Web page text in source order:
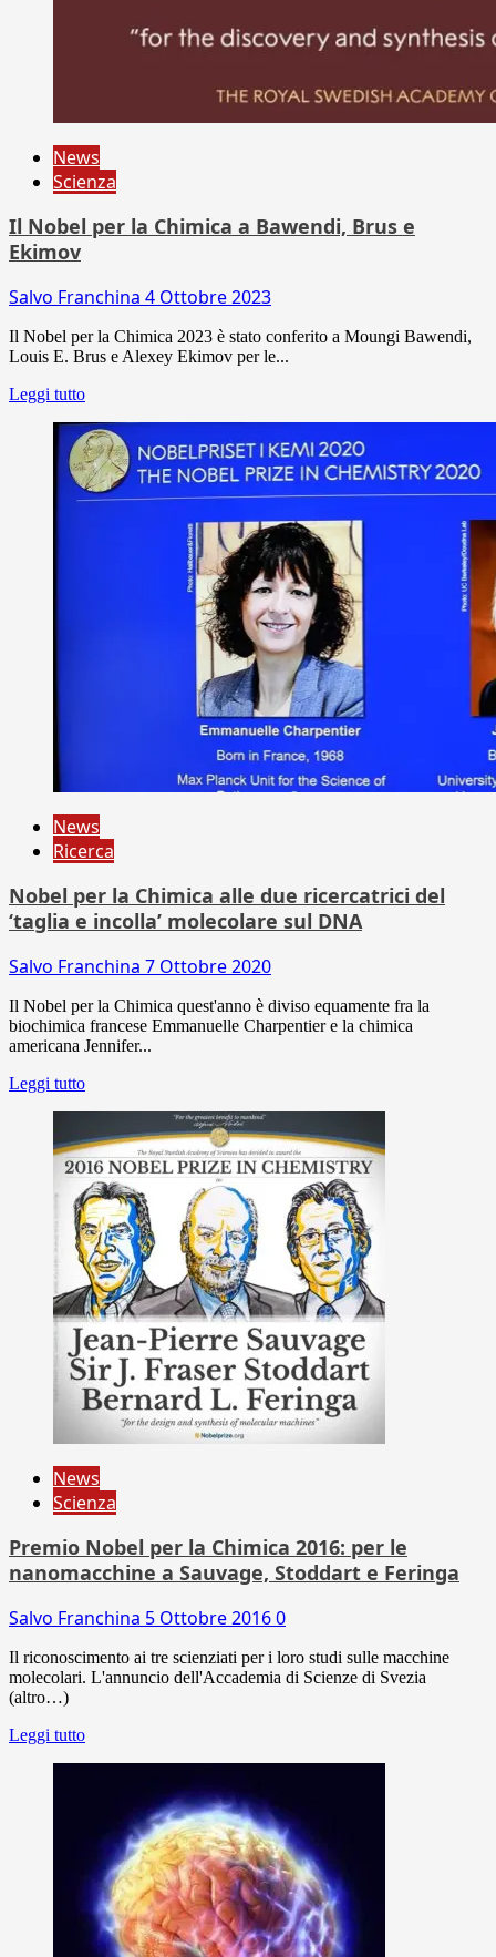
News
Scienza
Il Nobel per la Chimica a Bawendi, Brus e
Ekimov
Salvo Franchina 4 Ottobre 2023
Il Nobel per la Chimica 2023 è stato conferito a Moungi Bawendi,
Louis E. Brus e Alexey Ekimov per le...
Leggi tutto
News
Ricerca
Nobel per la Chimica alle due ricercatrici del
‘taglia e incolla’ molecolare sul DNA
Salvo Franchina 7 Ottobre 2020
Il Nobel per la Chimica quest'anno è diviso equamente fra la
biochimica francese Emmanuelle Charpentier e la chimica
americana Jennifer...
Leggi tutto
News
Scienza
Premio Nobel per la Chimica 2016: per le
nanomacchine a Sauvage, Stoddart e Feringa
Salvo Franchina 5 Ottobre 20160
Il riconoscimento ai tre scienziati per i loro studi sulle macchine
molecolari. L'annuncio dell'Accademia di Scienze di Svezia
(altro…)
Leggi tutto